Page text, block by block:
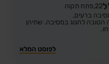
22, פתח תקוה
ברעים,
לחגוג במסיבה. שתיהן
לפוסט המלא